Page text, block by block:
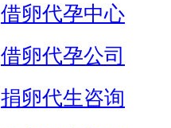
借卵代孕中心
借卵代孕公司
捐卵代生咨询